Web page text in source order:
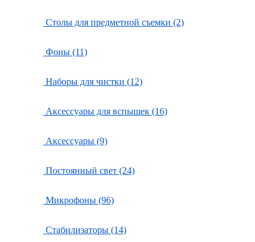
Столы для предметной съемки (2)
Фоны (11)
Наборы для чистки (12)
Аксессуары для вспышек (16)
Аксессуары (9)
Постоянный свет (24)
Микрофоны (96)
Стабилизаторы (14)